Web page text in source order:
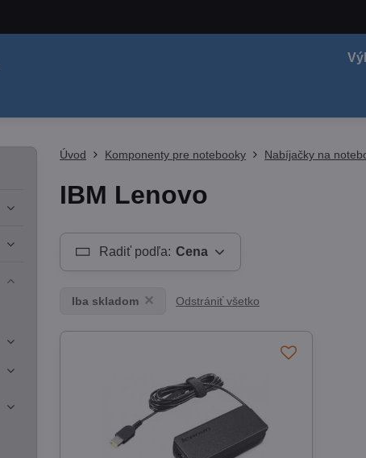
Úvod Komponenty pre notebooky Nabíjačky na
IBM Lenovo
Radiť podľa: Cena
Iba skladom Odstrániť všetko